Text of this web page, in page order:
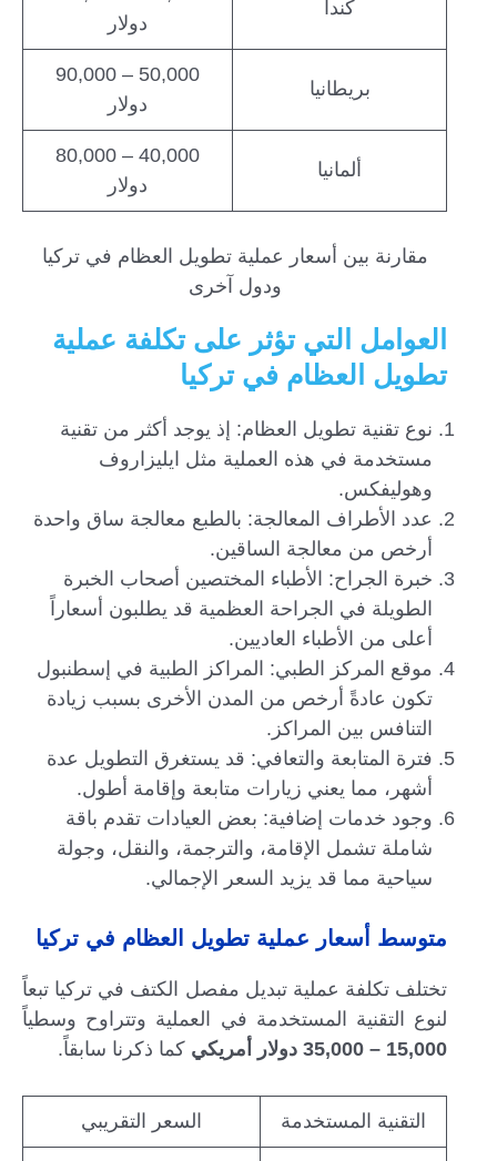
كندا
دولار
بريطانيا
50,000 – 90,000
دولار
ألمانيا
40,000 – 80,000
دولار
مقارنة بين أسعار عملية تطويل العظام في تركيا
ودول آخرى
العوامل التي تؤثر على تكلفة عملية
تطويل العظام في تركيا
نوع تقنية تطويل العظام: إذ يوجد أكثر من تقنية
مستخدمة في هذه العملية مثل ايليزاروف
وهوليفكس.
عدد الأطراف المعالجة: بالطبع معالجة ساق واحدة
أرخص من معالجة الساقين.
خبرة الجراح: الأطباء المختصين أصحاب الخبرة
الطويلة في الجراحة العظمية قد يطلبون أسعاراً
أعلى من الأطباء العاديين.
موقع المركز الطبي: المراكز الطبية في إسطنبول
تكون عادةً أرخص من المدن الأخرى بسبب زيادة
التنافس بين المراكز.
فترة المتابعة والتعافي: قد يستغرق التطويل عدة
أشهر، مما يعني زيارات متابعة وإقامة أطول.
وجود خدمات إضافية: بعض العيادات تقدم باقة
شاملة تشمل الإقامة، والترجمة، والنقل، وجولة
سياحية مما قد يزيد السعر الإجمالي.
متوسط أسعار عملية تطويل العظام في تركيا
تختلف تكلفة عملية تبديل مفصل الكتف في تركيا تبعاً
لنوع التقنية المستخدمة في العملية وتتراوح وسطياً
15,000 – 35,000 دولار أمريكي
كما ذكرنا سابقاً.
التقنية المستخدمة السعر التقريبي